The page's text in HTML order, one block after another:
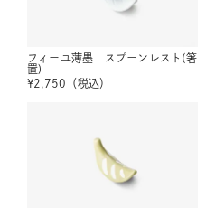
フィーユ薄墨 スプーンレスト(箸
置)
¥2,750 （税込）